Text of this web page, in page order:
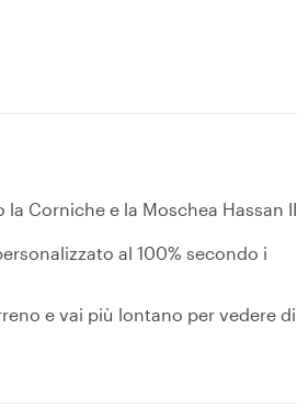
la Corniche e la Moschea Hassan II
al 100% secondo i
e vai più lontano per vedere di